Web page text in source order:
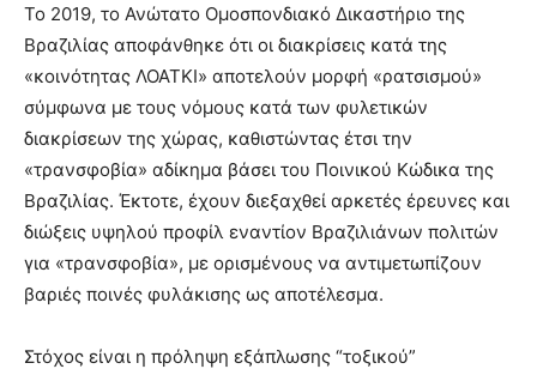
Το 2019, το Ανώτατο Ομοσπονδιακό Δικαστήριο της
Βραζιλίας αποφάνθηκε ότι οι διακρίσεις κατά της
«κοινότητας ΛΟΑΤΚΙ» αποτελούν μορφή «ρατσισμού»
σύμφωνα με τους νόμους κατά των φυλετικών
διακρίσεων της χώρας, καθιστώντας έτσι την
«τρανσφοβία» αδίκημα βάσει του Ποινικού Κώδικα της
Βραζιλίας. Έκτοτε, έχουν διεξαχθεί αρκετές έρευνες και
διώξεις υψηλού προφίλ εναντίον Βραζιλιάνων πολιτών
για «τρανσφοβία», με ορισμένους να αντιμετωπίζουν
βαριές ποινές φυλάκισης ως αποτέλεσμα.
Στόχος είναι η πρόληψη εξάπλωσης “τοξικού”